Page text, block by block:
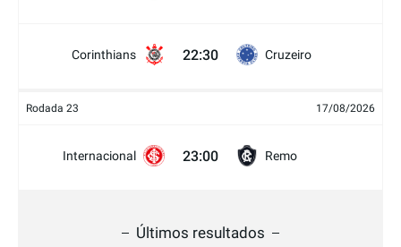
Corinthians 22:30 Cruzeiro
Rodada 23 17/08/2026
Internacional 23:00 Remo
Últimos resultados